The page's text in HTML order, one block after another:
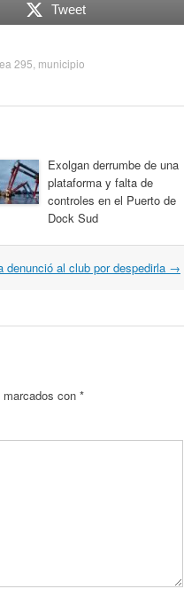
Tweet
295 municipio
Exolgan derrumbe de una
plataforma y falta de
controles en el Puerto de
Dock Sud
denunció al club por despedirla →
con *